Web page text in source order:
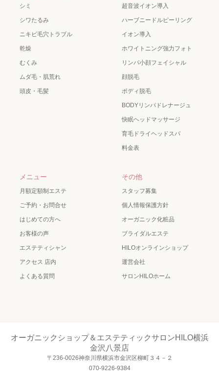
シミ
シワたるみ
ニキビ毛穴トラブル
乾燥
むくみ
ムダ毛・肌荒れ
頭皮・毛髪
超音波イオン導入
ハーブニードルピーリング
イオン導入
ホワイトニング強力フォト
リンパ小顔フェイシャル
顔脱毛
ボディ脱毛
BODYリンパドレナージュ
快眠ヘッドマッサージ
育毛ドライヘッドスパ
料金表
メニュー
月額定額制エステ
ご予約・お問合せ
はじめての方へ
お客様の声
エステティシャン
アクセス 店内
よくある質問
その他
スタッフ募集
個人情報保護方針
オーガニック化粧品
ブライダルエステ
HILOオンラインショップ
運営会社
サロンHILOホーム
オーガニックショップ＆エステティックサロンHILO横浜
金沢八景店
〒236-0026神奈川県横浜市金沢区柳町３４－２
070-9226-9384